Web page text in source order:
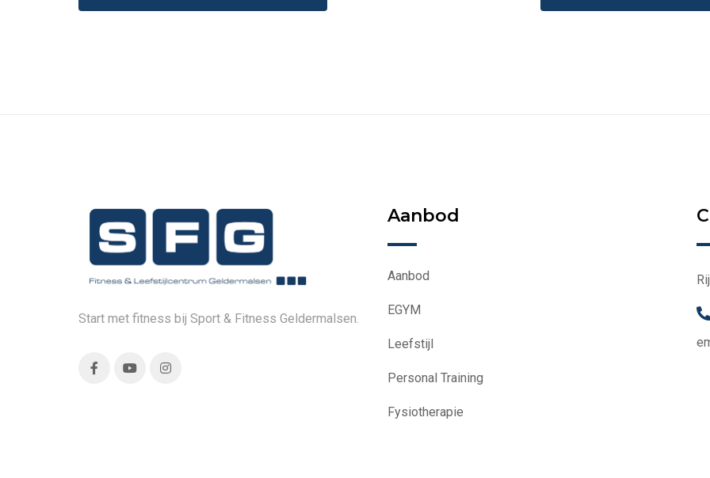
Start met fitness bij Sport & Fitness Geldermalsen.
Aanbod
Aanbod
EGYM
Leefstijl
Personal Training
Fysiotherapie